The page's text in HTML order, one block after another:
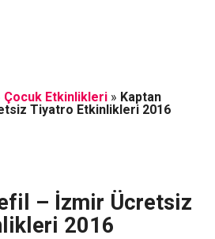
Çocuk Etkinlikleri» Kaptan
Tiyatro Etkinlikleri 2016
– İzmir Ücretsiz
2016